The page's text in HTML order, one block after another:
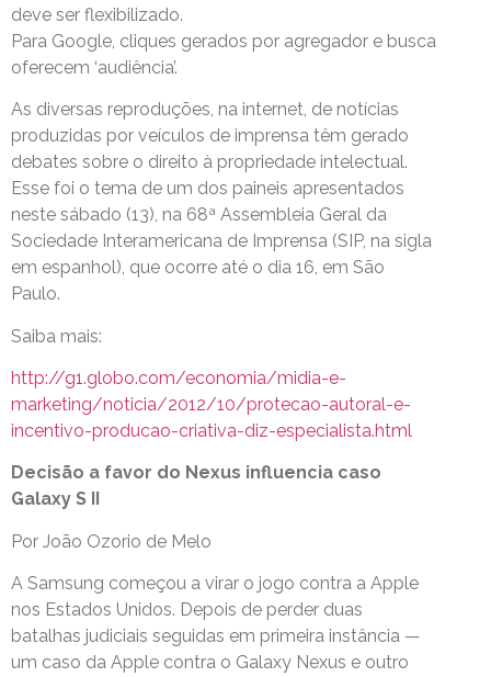
deve ser flexibilizado.
Para Google, cliques gerados por agregador e busca
oferecem ‘audiência’.
As diversas reproduções, na internet, de notícias
produzidas por veículos de imprensa têm gerado
debates sobre o direito à propriedade intelectual.
Esse foi o tema de um dos paineis apresentados
neste sábado (13), na 68ª Assembleia Geral da
Sociedade Interamericana de Imprensa (SIP, na sigla
em espanhol), que ocorre até o dia 16, em São
Paulo.
Saiba mais:
http://g1.globo.com/economia/midia-e-
marketing/noticia/2012/10/protecao-autoral-e-
incentivo-producao-criativa-diz-especialista.html
Decisão a favor do Nexus influencia caso
Galaxy S II
Por João Ozorio de Melo
A Samsung começou a virar o jogo contra a Apple
nos Estados Unidos. Depois de perder duas
batalhas judiciais seguidas em primeira instância —
um caso da Apple contra o Galaxy Nexus e outro